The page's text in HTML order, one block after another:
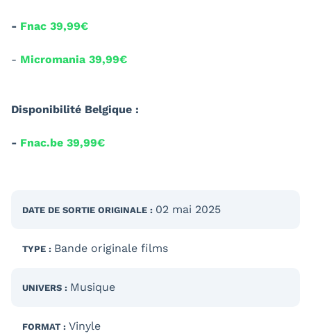
- Fnac 39,99€
- Micromania 39,99€
Disponibilité Belgique :
- Fnac.be 39,99€
DATE DE SORTIE ORIGINALE : 02 mai 2025
TYPE : Bande originale films
UNIVERS : Musique
FORMAT : Vinyle